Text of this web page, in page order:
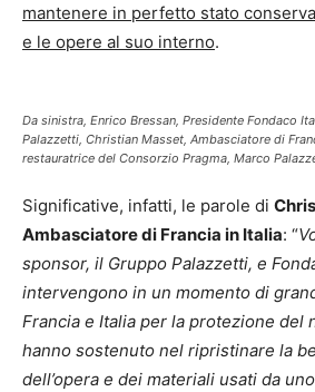
mantenere in perfetto stato
e le opere al suo interno.
Da sinistra, Enrico Bressan, Presidente Fondaco
Palazzetti, Christian Masset, Ambasciatore di
restauratrice del Consorzio Pragma, Marco
Significative, infatti, le parole di
Ambasciatore di Francia in Italia: “
sponsor, il Gruppo Palazzetti, e
intervengono in un momento di
Francia e Italia per la protezione del
hanno sostenuto nel ripristinare la
dell’opera e dei materiali usati da